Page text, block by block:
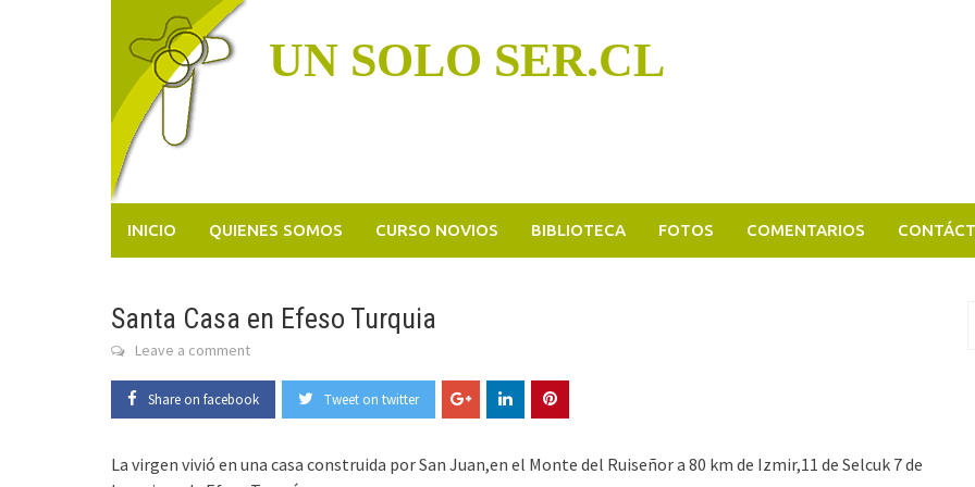
UN SOLO SER.CL
INICIO QUIENES SOMOS CURSO NOVIOS BIBLIOTECA FOTOS COMENTARIOS
Santa Casa en Efeso Turquia
Leave a comment
Share on facebook Tweet on twitter
La virgen vivió en una casa construida por San Juan,en el Monte del Ruiseñor a 80 km de Izmir,11 de Selcuk 7 de